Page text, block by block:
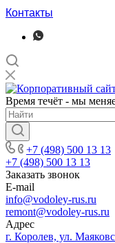
Контакты
Время течёт - мы
+7 (498) 500 13 13
+7 (498) 500 13 13
Заказать звонок
E-mail
info@vodoley-rus.ru
remont@vodoley-rus.ru
Адрес
г. Королев, ул.